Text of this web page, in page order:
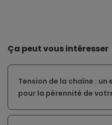
Ça peut vous intéresser
Tension de la chaîne :
pour la pérennité de